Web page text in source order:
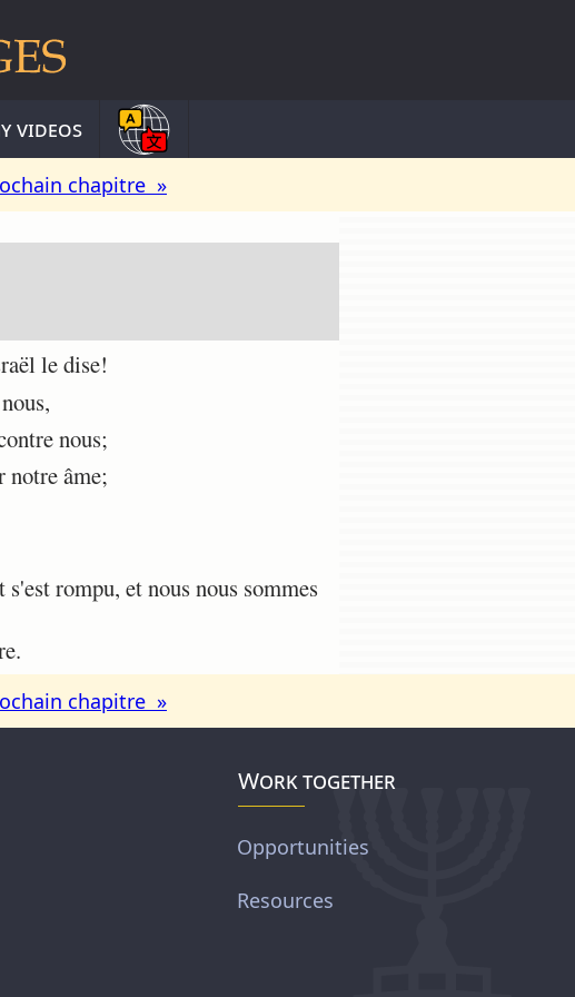
videos
chapitre »
le dise!
nous;
notre âme;
rompu, et nous nous sommes
chapitre »
Work together
Opportunities
Resources